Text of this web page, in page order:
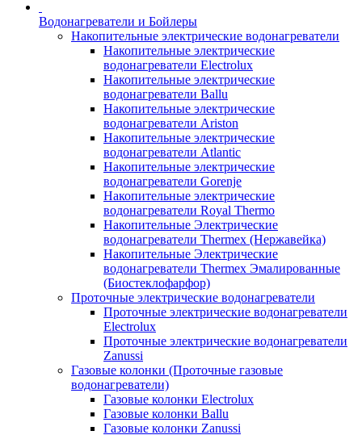
Водонагреватели и Бойлеры
Накопительные электрические водонагреватели
Накопительные электрические
водонагреватели Electrolux
Накопительные электрические
водонагреватели Ballu
Накопительные электрические
водонагреватели Ariston
Накопительные электрические
водонагреватели Atlantic
Накопительные электрические
водонагреватели Gorenje
Накопительные электрические
водонагреватели Royal Thermo
Накопительные Электрические
водонагреватели Thermex (Нержавейка)
Накопительные Электрические
водонагреватели Thermex Эмалированные
(Биостеклофарфор)
Проточные электрические водонагреватели
Проточные электрические водонагреватели
Electrolux
Проточные электрические водонагреватели
Zanussi
Газовые колонки (Проточные газовые
водонагреватели)
Газовые колонки Electrolux
Газовые колонки Ballu
Газовые колонки Zanussi